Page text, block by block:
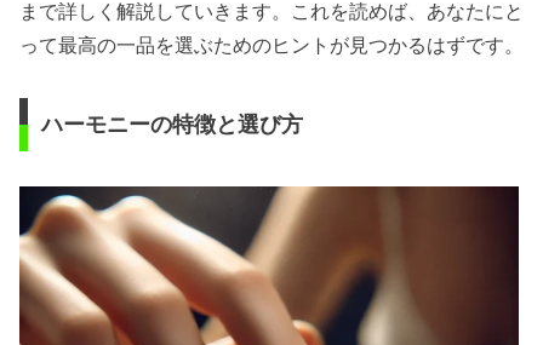
まで詳しく解説していきます。これを読めば、あなたにと
って最高の一品を選ぶためのヒントが見つかるはずです。
ハーモニーの特徴と選び方